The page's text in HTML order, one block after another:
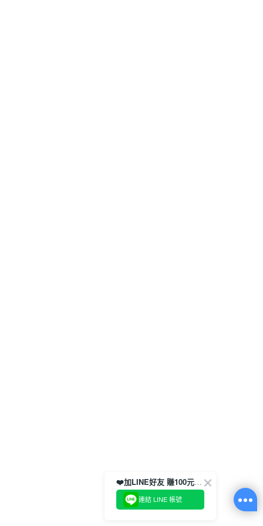
❤️加LINE好友 賺100元券！
連結 LINE 帳號